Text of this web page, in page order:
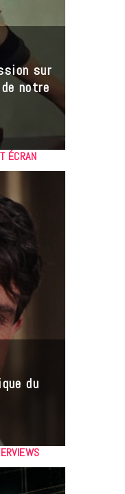
sur
notre
ÉCRAN
du